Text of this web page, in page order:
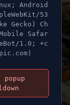
Android
53
Gecko) Ch
Safar
1.0; +c
popup